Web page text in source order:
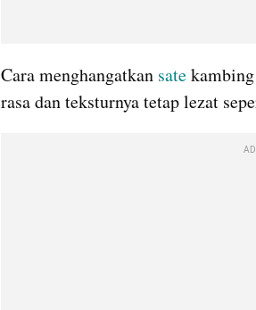
Cara menghangatkan sate
rasa dan teksturnya tetap lezat